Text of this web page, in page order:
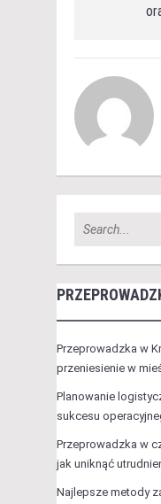
Przeprowadzka w
przeniesienie w
Planowanie
sukcesu
Przeprowadzka w
jak uniknąć
Najlepsze metody